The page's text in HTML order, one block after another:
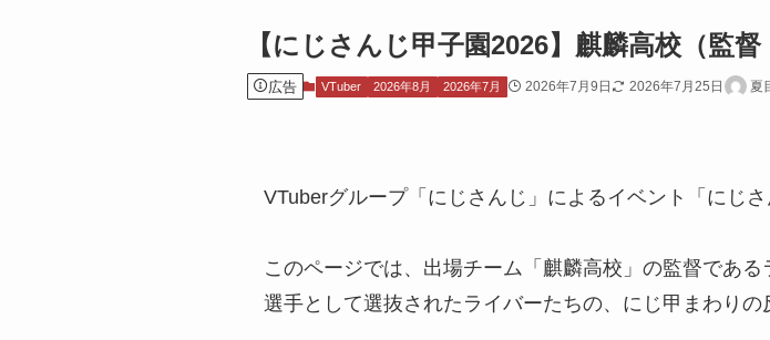
【にじさんじ甲子園2026】麒麟高校（監
広告 VTuber 2026年8月 2026年7月 2026年7月9日 2026年7月25日 夏
VTuberグループ「にじさんじ」によるイベント「にじさ
このページでは、出場チーム「麒麟高校」の監督である
選手として選抜されたライバーたちの、にじ甲まわりの